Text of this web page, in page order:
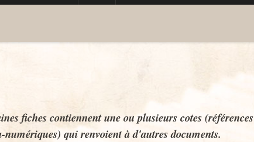
fiches contiennent une ou plusieurs cotes (références
numériques) qui renvoient à d'autres documents.